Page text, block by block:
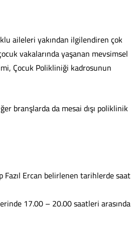
aileleri yakından ilgilendiren çok
vakalarında yaşanan mevsimsel
Çocuk Polikliniği kadrosunun
branşlarda da mesai dışı poliklinik
Fazıl Ercan belirlenen tarihlerde saat
17.00 – 20.00 saatleri arasında